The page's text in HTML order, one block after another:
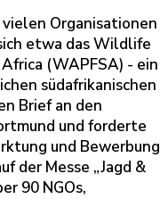
Organisationen
etwa das Wildlife
(WAPFSA) - ein
südafrikanischen
Brief an den
und forderte
und Bewerbung
der Messe „Jagd &
90 NGOs,